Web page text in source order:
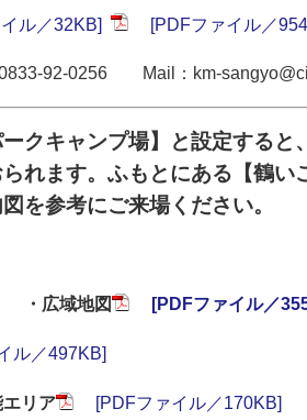
ル／32KB] [PDFファイル／
92-0256 Mail：km-
クキャンプ場】と設定すると
れます。ふもとにある【鶴い
を参考にご来場ください。
・広域地図 [PDFファイル／
ル／497KB]
リア [PDFファイル／170KB]